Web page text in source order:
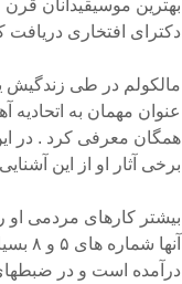
دکترای افتخاری دریافت
عنوان مهمان به اتحادیه
همگان معرفی کرد . در
برخی آثار او از این
بیشتر کارهای مردمی او
درآمده است و در